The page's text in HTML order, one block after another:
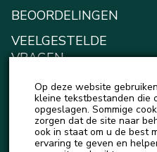
BEOORDELINGEN
VEELGESTELDE
VRAGEN
BLOGGEN
NIEUWS
Op deze website
kleine tekstbestanden die
opgeslagen. Sommige
zorgen dat de site naar
ook in staat om u de best
ervaring te geven en